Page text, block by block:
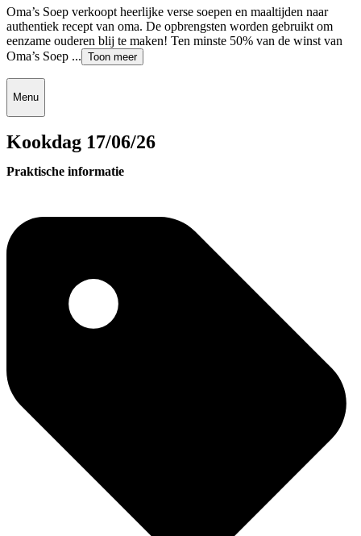
Oma’s Soep verkoopt heerlijke verse soepen en maaltijden naar
authentiek recept van oma. De opbrengsten worden gebruikt om
eenzame ouderen blij te maken! Ten minste 50% van de winst van
Oma’s Soep ... Toon meer
Menu
Kookdag 17/06/26
Praktische informatie